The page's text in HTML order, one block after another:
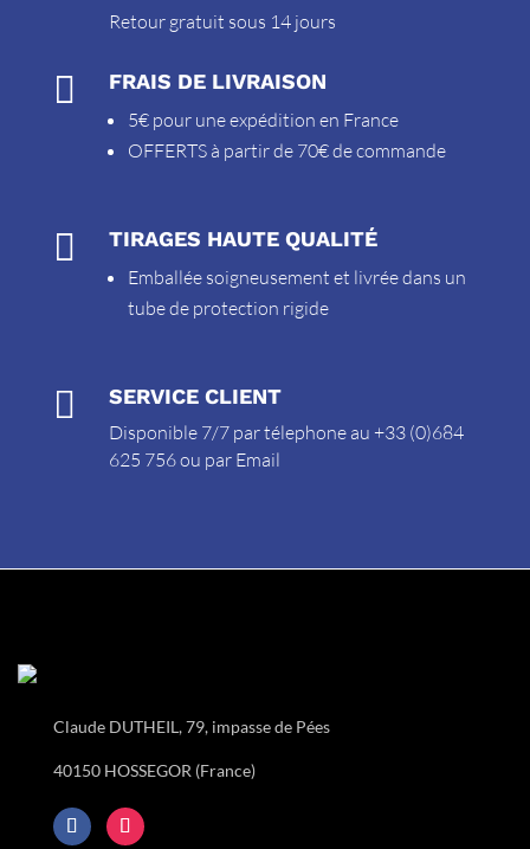
Retour gratuit sous 14 jours
 FRAIS DE LIVRAISON
5€ pour une expédition en France
OFFERTS à partir de 70€ de commande
 TIRAGES HAUTE QUALITÉ
Emballée soigneusement et livrée dans un
tube de protection rigide
 SERVICE CLIENT
Disponible 7/7 par télephone au +33 (0)684
625 756 ou par Email
Claude DUTHEIL, 79, impasse de Pées
40150 HOSSEGOR (France)